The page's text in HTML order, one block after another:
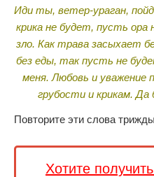
Иди ты, ветер-ураган,
крика не будет, пусть ора
зло. Как трава засыхает
без еды, так пусть не
меня. Любовь и уважение
грубости и крикам. Да
Повторите эти слова
Хотите